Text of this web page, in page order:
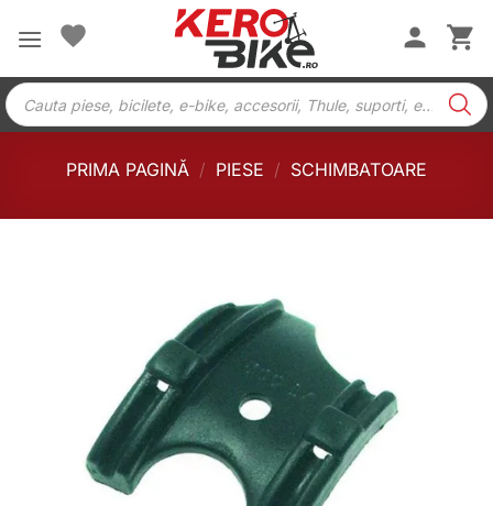
Products
search
PRIMA PAGINĂ / PIESE / SCHIMBATOARE